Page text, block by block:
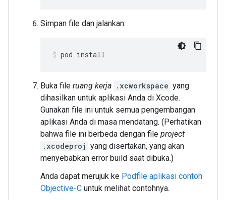
Simpan file dan jalankan:
pod install
Buka file ruang kerja .xcworkspace yang
dihasilkan untuk aplikasi Anda di Xcode.
Gunakan file ini untuk semua pengembangan
aplikasi Anda di masa mendatang. (Perhatikan
bahwa file ini berbeda dengan file project
.xcodeproj yang disertakan, yang akan
menyebabkan error build saat dibuka.)
Anda dapat merujuk ke Podfile aplikasi contoh
Objective-C untuk melihat contohnya.